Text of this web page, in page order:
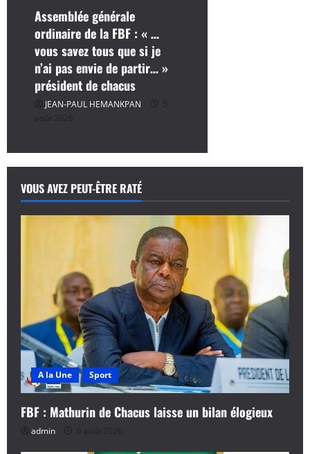
Assemblée générale
ordinaire de la FBF : « …
vous savez tous que si je
n’ai pas envie de partir… »
président de chacus
JEAN-PAUL HEMANKPAN
5
août 2026
VOUS AVEZ PEUT-ÊTRE RATÉ
A la Une Sport
FBF : Mathurin de Chacus laisse un bilan élogieux
admin 6 août 2026